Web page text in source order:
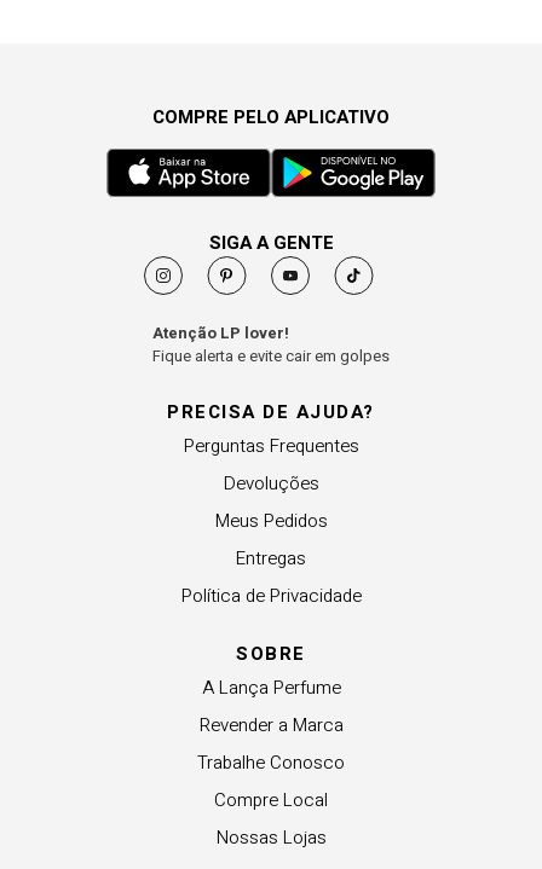
PRECISA DE AJUDA?
Perguntas Frequentes
Devoluções
Meus Pedidos
Entregas
Política de Privacidade
SOBRE
A Lança Perfume
Revender a Marca
Trabalhe Conosco
Compre Local
Nossas Lojas
COMPRE PELO APLICATIVO
SIGA A GENTE
Atenção LP lover!
Fique alerta e evite cair em golpes